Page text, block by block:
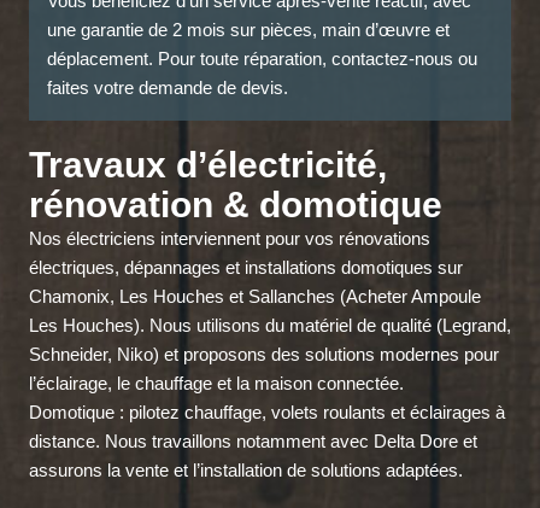
une garantie de 2 mois sur pièces, main d’œuvre et
déplacement. Pour toute réparation, contactez-nous ou
faites votre demande de devis.
Travaux d’électricité,
rénovation & domotique
Nos électriciens interviennent pour vos rénovations
électriques, dépannages et installations domotiques sur
Chamonix, Les Houches et Sallanches (Acheter Ampoule
Les Houches). Nous utilisons du matériel de qualité (Legrand,
Schneider, Niko) et proposons des solutions modernes pour
l’éclairage, le chauffage et la maison connectée.
Domotique : pilotez chauffage, volets roulants et éclairages à
distance. Nous travaillons notamment avec Delta Dore et
assurons la vente et l’installation de solutions adaptées.